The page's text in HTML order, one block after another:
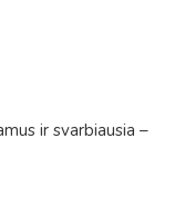
ir svarbiausia –